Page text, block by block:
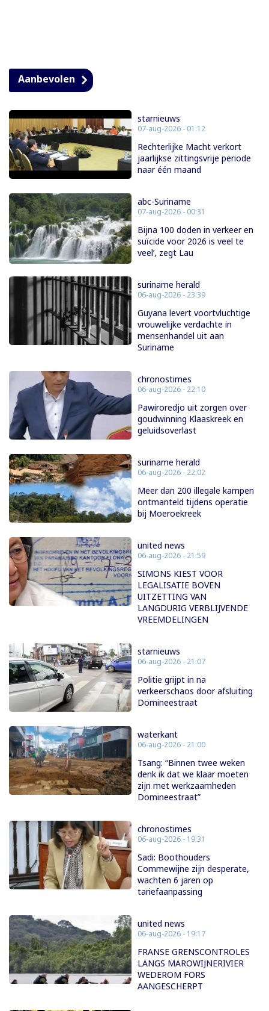
Aanbevolen
starnieuws
07-aug-2026 - 01:12
Rechterlijke Macht verkort
jaarlijkse zittingsvrije periode
naar één maand
abc-Suriname
07-aug-2026 - 00:31
Bijna 100 doden in verkeer en
suïcide voor 2026 is veel te
veel’, zegt Lau
suriname herald
06-aug-2026 - 23:39
Guyana levert voortvluchtige
vrouwelijke verdachte in
mensenhandel uit aan
Suriname
chronostimes
06-aug-2026 - 22:10
Pawiroredjo uit zorgen over
goudwinning Klaaskreek en
geluidsoverlast
suriname herald
06-aug-2026 - 22:02
Meer dan 200 illegale kampen
ontmanteld tijdens operatie
bij Moeroekreek
united news
06-aug-2026 - 21:59
SIMONS KIEST VOOR
LEGALISATIE BOVEN
UITZETTING VAN
LANGDURIG VERBLIJVENDE
VREEMDELINGEN
starnieuws
06-aug-2026 - 21:07
Politie grijpt in na
verkeerschaos door afsluiting
Domineestraat
waterkant
06-aug-2026 - 21:00
Tsang: “Binnen twee weken
denk ik dat we klaar moeten
zijn met werkzaamheden
Domineestraat”
chronostimes
06-aug-2026 - 19:31
Sadi: Boothouders
Commewijne zijn desperate,
wachten 6 jaren op
tariefaanpassing
united news
06-aug-2026 - 19:17
FRANSE GRENSCONTROLES
LANGS MAROWIJNERIVIER
WEDEROM FORS
AANGESCHERPT